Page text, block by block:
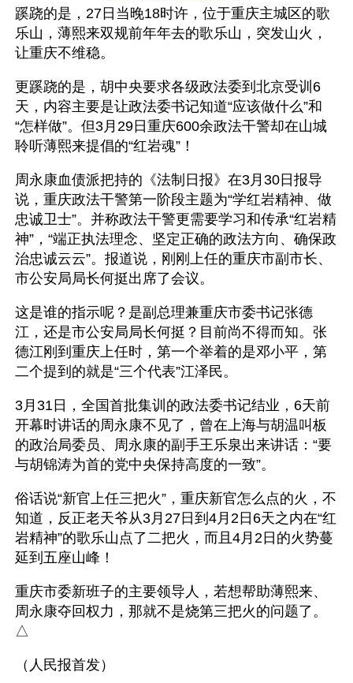
蹊跷的是，27日当晚18时许，位于重庆主城区的歌
乐山，薄熙来双规前年年去的歌乐山，突发山火，
让重庆不维稳。
更蹊跷的是，胡中央要求各级政法委到北京受训6
天，内容主要是让政法委书记知道“应该做什么”和
“怎样做”。但3月29日重庆600余政法干警却在山城
聆听薄熙来提倡的“红岩魂”！
周永康血债派把持的《法制日报》在3月30日报导
说，重庆政法干警第一阶段主题为“学红岩精神、做
忠诚卫士”。并称政法干警更需要学习和传承“红岩精
神”，“端正执法理念、坚定正确的政法方向、确保政
治忠诚云云”。报道说，刚刚上任的重庆市副市长、
市公安局局长何挺出席了会议。
这是谁的指示呢？是副总理兼重庆市委书记张德
江，还是市公安局局长何挺？目前尚不得而知。张
德江刚到重庆上任时，第一个举着的是邓小平，第
二个提到的就是“三个代表”江泽民。
3月31日，全国首批集训的政法委书记结业，6天前
开幕时讲话的周永康不见了，曾在上海与胡温叫板
的政治局委员、周永康的副手王乐泉出来讲话：“要
与胡锦涛为首的党中央保持高度的一致”。
俗话说“新官上任三把火”，重庆新官怎么点的火，不
知道，反正老天爷从3月27日到4月2日6天之内在“红
岩精神”的歌乐山点了二把火，而且4月2日的火势蔓
延到五座山峰！
重庆市委新班子的主要领导人，若想帮助薄熙来、
周永康夺回权力，那就不是烧第三把火的问题了。
△